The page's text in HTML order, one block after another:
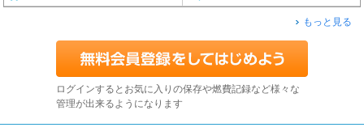
もっと見る
ログインするとお気に入りの保存や燃費記録など様々な
管理が出来るようになります